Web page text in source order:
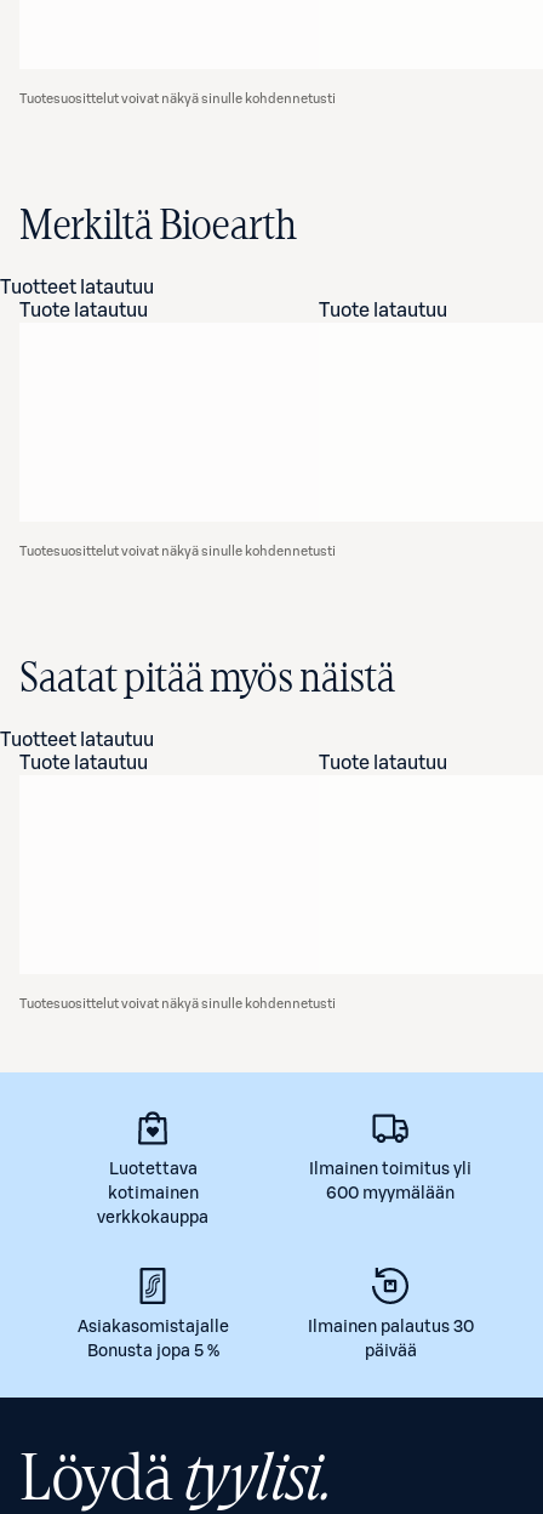
Tuotesuosittelut voivat näkyä sinulle kohdennetusti
Merkiltä Bioearth
Tuotteet latautuu
Tuote latautuu
Tuote latautuu
Tuotesuosittelut voivat näkyä sinulle kohdennetusti
Saatat pitää myös näistä
Tuotteet latautuu
Tuote latautuu
Tuote latautuu
Tuotesuosittelut voivat näkyä sinulle kohdennetusti
Luotettava
kotimainen
verkkokauppa
Ilmainen toimitus yli
600 myymälään
Asiakasomistajalle
Bonusta jopa 5 %
Ilmainen palautus 30
päivää
Löydätyylisi.